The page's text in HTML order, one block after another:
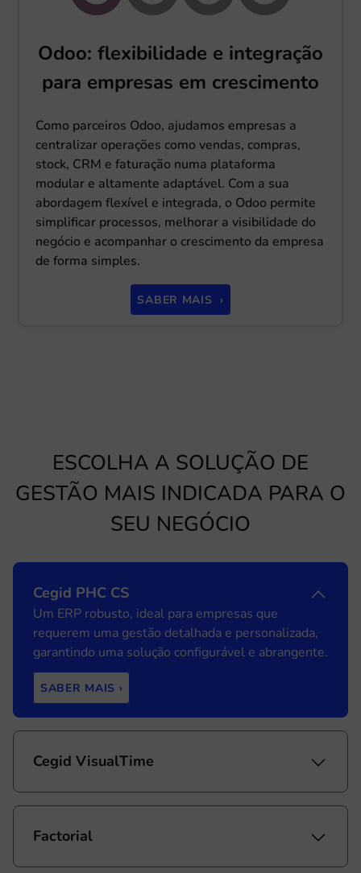
Odoo: flexibilidade e integração
para empresas em crescimento
Como parceiros Odoo, ajudamos empresas a
centralizar operações como vendas, compras,
stock, CRM e faturação numa plataforma
modular e altamente adaptável. Com a sua
abordagem flexível e integrada, o Odoo permite
simplificar processos, melhorar a visibilidade do
negócio e acompanhar o crescimento da empresa
de forma simples.
SABER MAIS ›
ESCOLHA A SOLUÇÃO DE
GESTÃO MAIS INDICADA PARA O
SEU NEGÓCIO
Cegid PHC CS
Um ERP robusto, ideal para empresas que
requerem uma gestão detalhada e personalizada,
garantindo uma solução configurável e abrangente.
SABER MAIS ›
Cegid VisualTime
Factorial